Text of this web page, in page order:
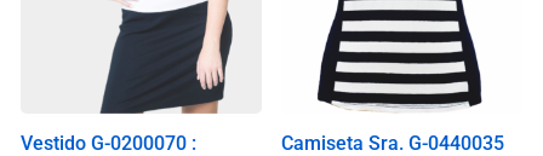
Vestido G-0200070 :
Camiseta Sra. G-0440035